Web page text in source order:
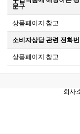
문구
상품페이지 참고
소비자상담 관련 전화
상품페이지 참고
회사